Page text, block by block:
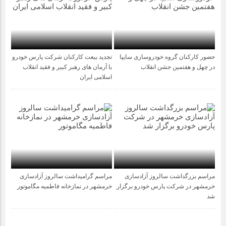
5 ماه قبل
حضور کارکنان گروه خودروسازی سایپا
در چهل و هفتمین جشن انقلاب
تجدید بیعت کارکنان شرکت پارس خودرو
با آرمان های رهبر کبیر و فقید انقلاب
اسلامی ایران
مراسم بزرگداشت سالروز آزادسازی
خرمشهر در شرکت پارس خودرو برگزار
شد
مراسم گرامیداشت سالروز آزادسازی
خرمشهر در نمازخانه فاطمیه مگاموتور